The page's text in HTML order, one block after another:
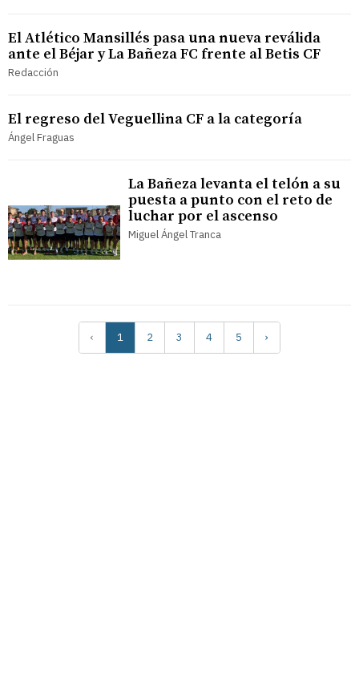
El Atlético Mansillés pasa una nueva reválida
ante el Béjar y La Bañeza FC frente al Betis CF
Redacción
El regreso del Veguellina CF a la categoría
Ángel Fraguas
La Bañeza levanta el telón a su
puesta a punto con el reto de
luchar por el ascenso
Miguel Ángel Tranca
‹ 1 2 3 4 5 ›